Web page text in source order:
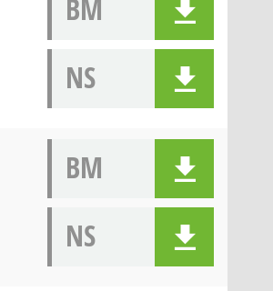
BM
NS
BM
NS